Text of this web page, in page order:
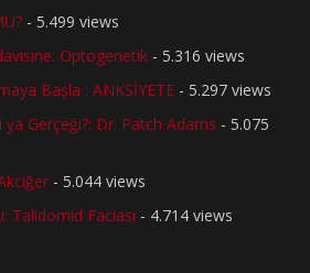
- 5.499 views
Optogenetik - 5.316 views
Başla : ANKSİYETE - 5.297 views
Gerçeği?: Dr. Patch Adams - 5.075
- 5.044 views
Talidomid Faciası - 4.714 views